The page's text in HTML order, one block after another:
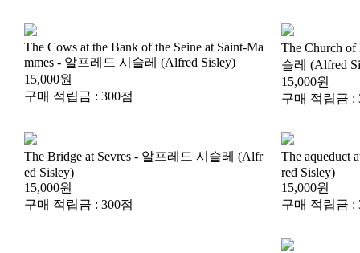
mmes - 알프레드 시슬레 (Alfred Sisley)
15,000원
구매 적립금 : 300점
슬레 (Alfred
15,000원
구매 적립금 :
ed Sisley)
15,000원
구매 적립금 : 300점
red Sisley)
15,000원
구매 적립금 :